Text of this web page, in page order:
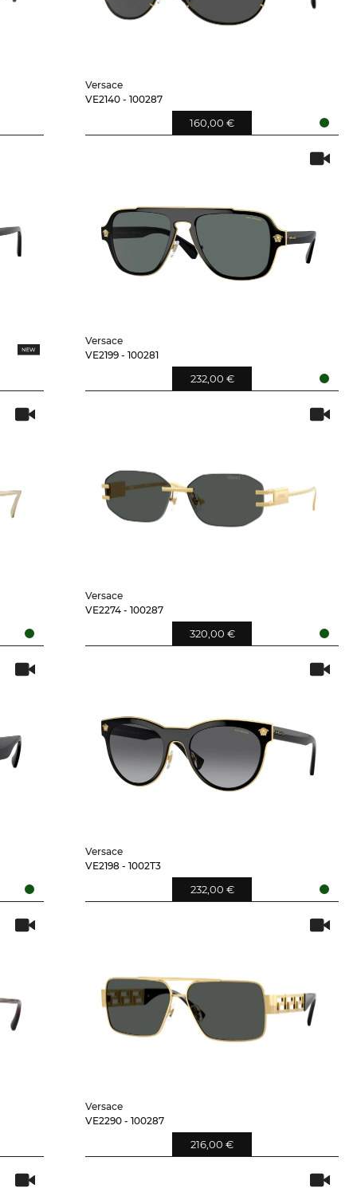
Versace
VE2140 - 100287
160,00 €
Versace
VE2199 - 100281
232,00 €
Versace
VE2274 - 100287
320,00 €
Versace
VE2198 - 1002T3
232,00 €
Versace
VE2290 - 100287
216,00 €